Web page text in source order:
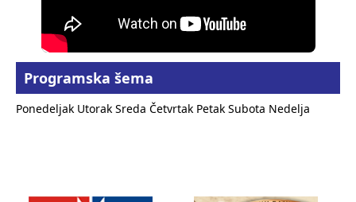
Programska šema
Ponedeljak Utorak Sreda Četvrtak Petak Subota Nedelja